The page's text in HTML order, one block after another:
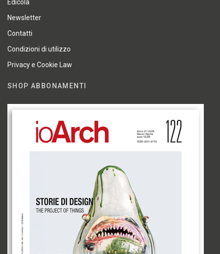
Edicola
Newsletter
Contatti
Condizioni di utilizzo
Privacy e Cookie Law
SHOP ABBONAMENTI